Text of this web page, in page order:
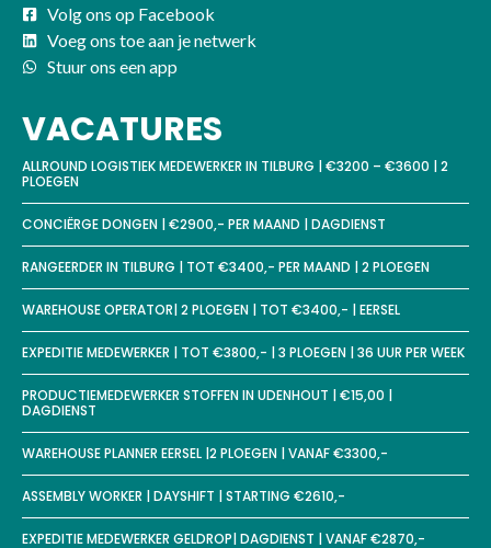
Volg ons op Facebook
Voeg ons toe aan je netwerk
Stuur ons een app
VACATURES
ALLROUND LOGISTIEK MEDEWERKER IN TILBURG | €3200 – €3600 | 2
PLOEGEN
CONCIËRGE DONGEN | €2900,- PER MAAND | DAGDIENST
RANGEERDER IN TILBURG | TOT €3400,- PER MAAND | 2 PLOEGEN
WAREHOUSE OPERATOR| 2 PLOEGEN | TOT €3400,- | EERSEL
EXPEDITIE MEDEWERKER | TOT €3800,- | 3 PLOEGEN | 36 UUR PER WEEK
PRODUCTIEMEDEWERKER STOFFEN IN UDENHOUT | €15,00 |
DAGDIENST
WAREHOUSE PLANNER EERSEL |2 PLOEGEN | VANAF €3300,-
ASSEMBLY WORKER | DAYSHIFT | STARTING €2610,-
EXPEDITIE MEDEWERKER GELDROP| DAGDIENST | VANAF €2870,-